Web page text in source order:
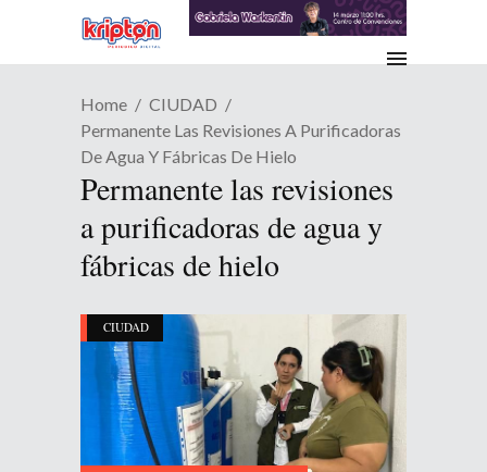
Home
CIUDAD
Permanente Las Revisiones A Purificadoras
De Agua Y Fábricas De Hielo
Permanente las revisiones
a purificadoras de agua y
fábricas de hielo
CIUDAD